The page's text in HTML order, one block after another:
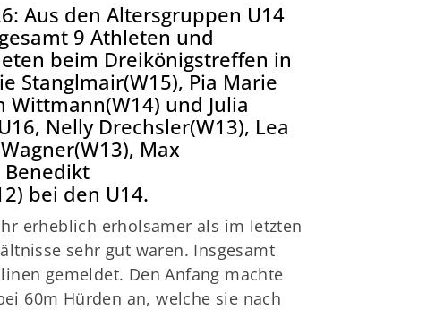
Aus den Altersgruppen U14
9 Athleten und
beim Dreikönigstreffen in
Stanglmair(W15), Pia Marie
Wittmann(W14) und Julia
Nelly Drechsler(W13), Lea
Max
bei den U14.
erheblich erholsamer als im letzten
sehr gut waren. Insgesamt
gemeldet. Den Anfang machte
60m Hürden an, welche sie nach